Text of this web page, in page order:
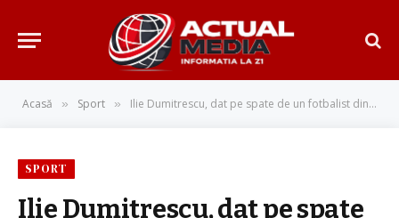
Acasă » Sport » Ilie Dumitrescu, dat pe spate de un fotbalist din Superliga: „Senzațional”
SPORT
Ilie Dumitrescu, dat pe spate